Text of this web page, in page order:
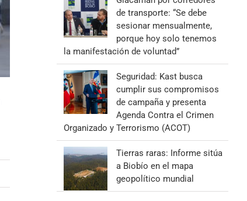
de transporte: “Se debe
sesionar mensualmente,
porque hoy solo tenemos
la manifestación de voluntad”
Seguridad: Kast busca
cumplir sus compromisos
de campaña y presenta
Agenda Contra el Crimen
Organizado y Terrorismo (ACOT)
Tierras raras: Informe sitúa
a Biobío en el mapa
geopolítico mundial